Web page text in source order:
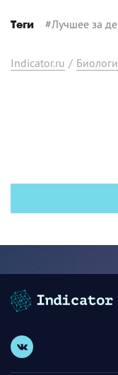
Теги #Лучшее за
Indicator.ru /